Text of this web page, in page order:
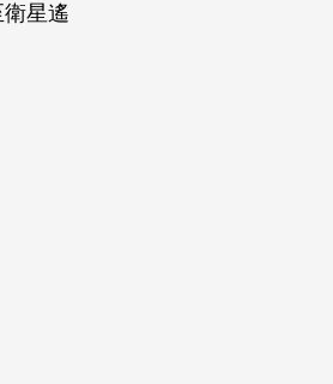
星遙